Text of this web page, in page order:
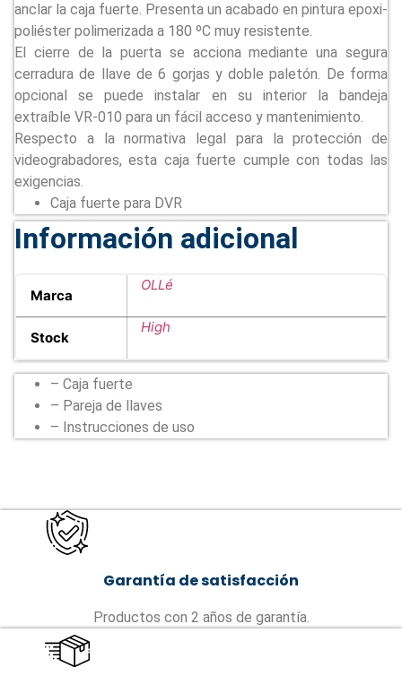
anclar la caja fuerte. Presenta un acabado en pintura epoxi-
poliéster polimerizada a 180 ºC muy resistente.
El cierre de la puerta se acciona mediante una segura
cerradura de llave de 6 gorjas y doble paletón. De forma
opcional se puede instalar en su interior la bandeja
extraíble VR-010 para un fácil acceso y mantenimiento.
Respecto a la normativa legal para la protección de
videograbadores, esta caja fuerte cumple con todas las
exigencias.
Caja fuerte para DVR
Información adicional
Marca
OLLé
Stock
High
– Caja fuerte
– Pareja de llaves
– Instrucciones de uso
Garantía de satisfacción
Productos con 2 años de garantía.